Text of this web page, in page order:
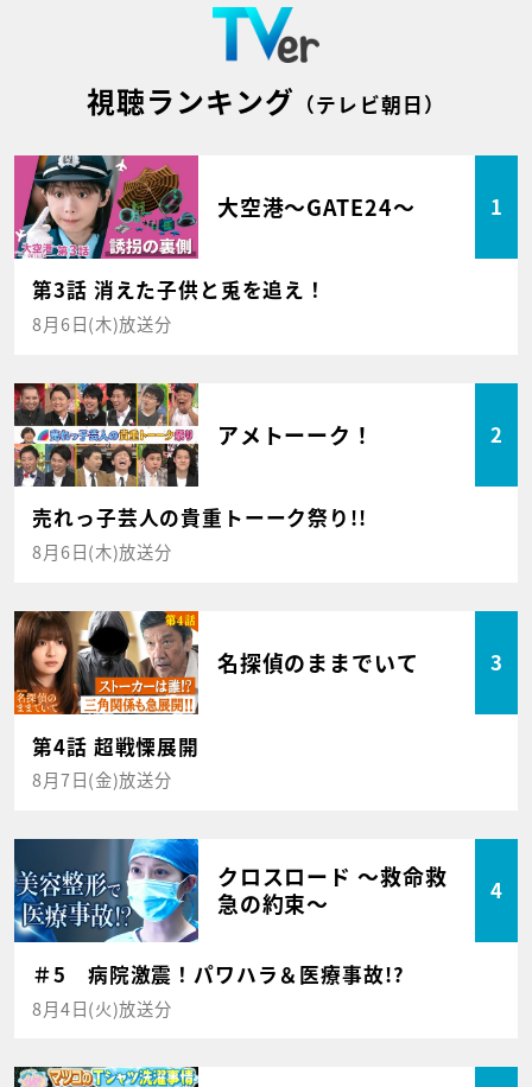
視聴ランキング （テレビ朝日）
大空港～GATE24～ 1
第3話 消えた子供と兎を追え！
8月6日(木)放送分
アメトーーク！ 2
売れっ子芸人の貴重トーーク祭り!!
8月6日(木)放送分
名探偵のままでいて 3
第4話 超戦慄展開
8月7日(金)放送分
クロスロード ～救命救
急の約束～
4
＃5 病院激震！パワハラ＆医療事故!?
8月4日(火)放送分